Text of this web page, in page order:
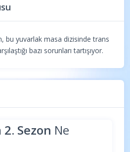
bu yuvarlak masa dizisinde trans
bazı sorunları tartışıyor.
2. Sezon Ne